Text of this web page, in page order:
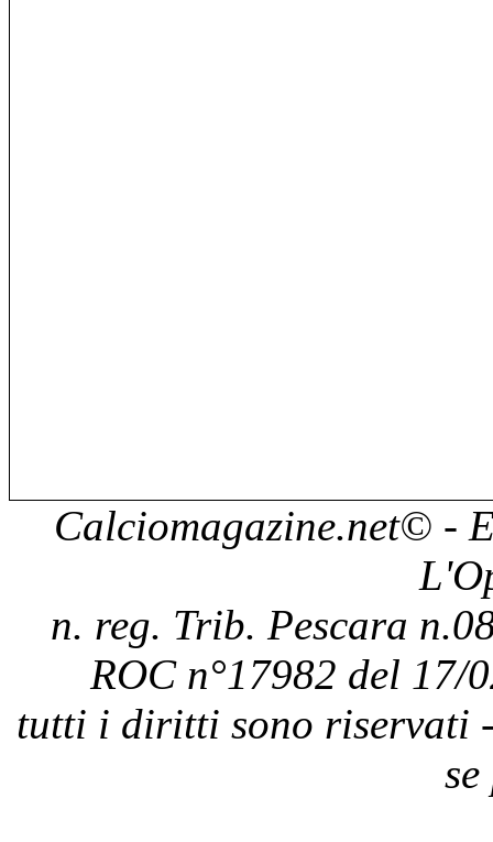
Calciomagazine.net© -
n. reg. Trib. Pescara
ROC n°17982 del 17/
tutti i diritti sono riservati